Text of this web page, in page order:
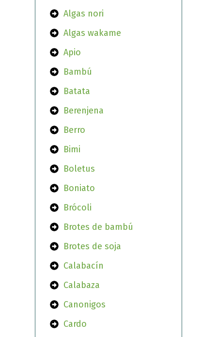
Algas nori
Algas wakame
Apio
Bambú
Batata
Berenjena
Berro
Bimi
Boletus
Boniato
Brócoli
Brotes de bambú
Brotes de soja
Calabacín
Calabaza
Canonigos
Cardo